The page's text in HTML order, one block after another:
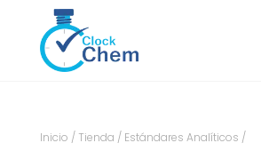
Inicio / Tienda / Estándares Analíticos /